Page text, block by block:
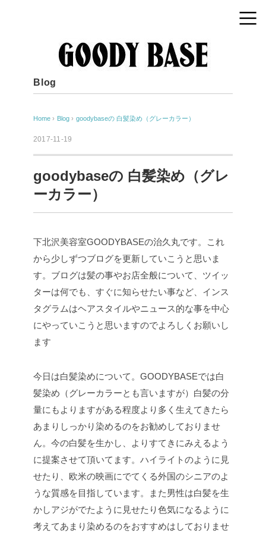
Blog
Home › Blog › goodybaseの 白髪染め（グレーカラー）
2017-11-19
goodybaseの 白髪染め（グレ
ーカラー）
下北沢美容室GOODYBASEの治久丸です。これ
から少しずつブログを更新していこうと思いま
す。ブログは髪の事やお店全般について、ツイッ
ターは何でも、すぐに知らせたい事など、インス
タグラムはヘアスタイルやニュース的な事を中心
にやっていこうと思いますのでよろしくお願いし
ます
今日は白髪染めについて。GOODYBASEでは白
髪染め（グレーカラーとも言いますが）白髪の分
量にもよりますがある程度より多く生えてきたら
あまりしっかり染めるのをお勧めしておりませ
ん。今の白髪を生かし、よりすてきにみえるよう
に提案させて頂いてます。ハイライトのように見
せたり、欧米の映画にでてくる外国のシニアのよ
うな質感を目指しています。また男性は白髪を生
かしアジがでたように見せたり色気になるように
考えてあまり染めるのをおすすめはしておりませ